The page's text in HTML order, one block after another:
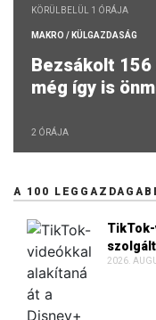
KÖRÜLBELÜL 1 ÓRÁJA
MAKRO / KÜLGAZDASÁG
Bezsákolt
még így is
2 ÓRÁJA
A 100
2026.